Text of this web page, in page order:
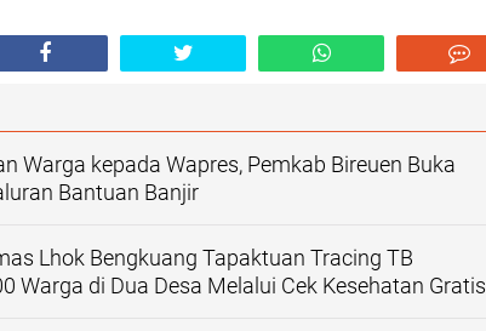
Warga kepada Wapres, Pemkab Bireuen Buka
Bantuan Banjir
Lhok Bengkuang Tapaktuan ‎Tracing TB
Warga di Dua Desa Melalui Cek Kesehatan Gratis